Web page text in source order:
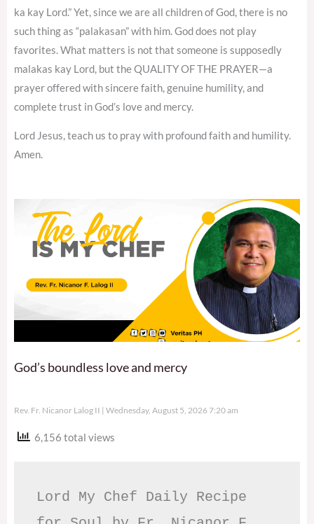
ka kay Lord.” Yet, since we are all children of God, there is no
such thing as “palakasan” with him. God does not play
favorites. What matters is not that someone is supposedly
malakas kay Lord, but the QUALITY OF THE PRAYER—a
prayer offered with sincere faith, genuine humility, and
complete trust in God’s love and mercy.
Lord Jesus, teach us to pray with profound faith and humility.
Amen.
God’s boundless love and mercy
Rev. Fr. Nicanor Lalog II Wednesday, August 5, 2026 7:20 am
6,156 total views
Lord My Chef Daily Recipe